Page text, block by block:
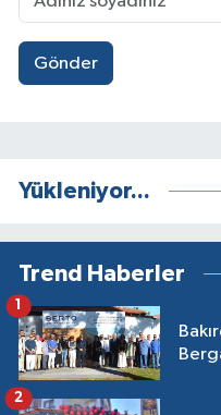
Gönder
Yükleniyor...
Trend Haberler
2